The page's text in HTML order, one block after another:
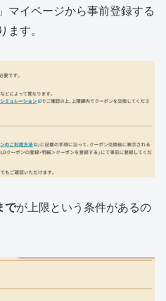
」マイページから事前登録する
す。
でが上限という条件があるの